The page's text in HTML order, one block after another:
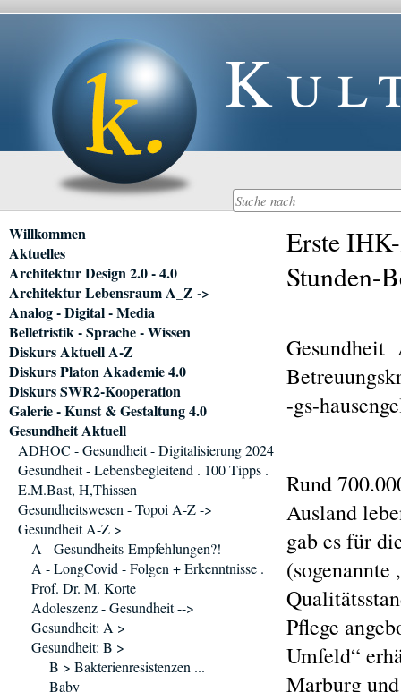
Erste
Stunden-
-gs-
Rund
Ausland
gab es für
Pflege
Umfeld“
Marburg
Navigation
überspringen
Willkommen
Aktuelles
Architektur Design 2.0 - 4.0
Architektur Lebensraum A_Z ->
Analog - Digital - Media
Belletristik - Sprache - Wissen
Diskurs Aktuell A-Z
Diskurs Platon Akademie 4.0
Diskurs SWR2-Kooperation
Galerie - Kunst & Gestaltung 4.0
Gesundheit Aktuell
ADHOC - Gesundheit - Digitalisierung 2024
Gesundheit - Lebensbegleitend . 100 Tipps .
E.M.Bast, H,Thissen
Gesundheitswesen - Topoi A-Z ->
Gesundheit A-Z >
A - Gesundheits-Empfehlungen?!
A - LongCovid - Folgen + Erkenntnisse .
Prof. Dr. M. Korte
Adoleszenz - Gesundheit -->
Gesundheit: A >
Gesundheit: B >
B > Bakterienresistenzen ...
Baby